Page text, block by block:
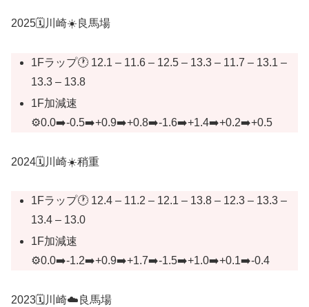
2025🗓️川崎☀️良馬場
1Fラップ🕐 12.1 – 11.6 – 12.5 – 13.3 – 11.7 – 13.1 –
13.3 – 13.8
1F加減速
⚙️0.0➡️-0.5➡️+0.9➡️+0.8➡️-1.6➡️+1.4➡️+0.2➡️+0.5
2024🗓️川崎☀️稍重
1Fラップ🕐 12.4 – 11.2 – 12.1 – 13.8 – 12.3 – 13.3 –
13.4 – 13.0
1F加減速
⚙️0.0➡️-1.2➡️+0.9➡️+1.7➡️-1.5➡️+1.0➡️+0.1➡️-0.4
2023🗓️川崎☁️良馬場